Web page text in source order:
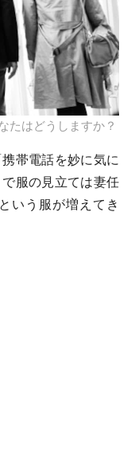
たはどうしますか？
帯電話を妙に気に
服の見立ては妻任
いう服が増えてき